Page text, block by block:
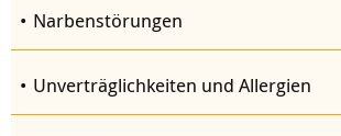
Narbenstörungen
Unverträglichkeiten und Allergien